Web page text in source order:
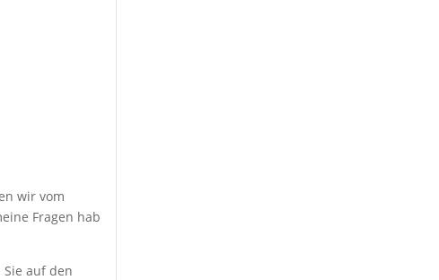
wir vom
Fragen hab
auf den